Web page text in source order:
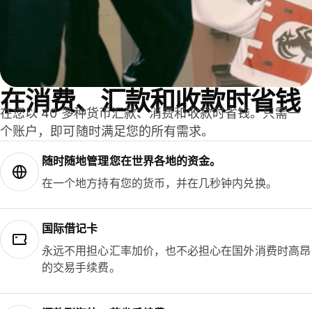
在消费、汇款和收款时省钱
在您以 40 多种货币汇款、消费和收款时省钱。只需一
个账户，即可随时满足您的所有需求。
随时随地管理您在世界各地的资金。
在一个地方持有您的货币，并在几秒钟内兑换。
国际借记卡
永远不用担心汇率加价，也不必担心在国外消费时高昂
的交易手续费。